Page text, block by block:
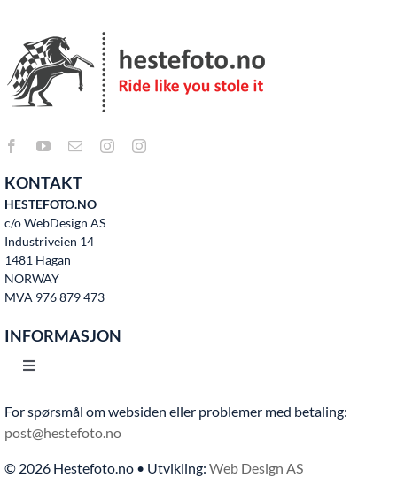
KONTAKT
HESTEFOTO.NO
c/o WebDesign AS
Industriveien 14
1481 Hagan
NORWAY
MVA 976 879 473
INFORMASJON
Toggle
Hjem
Bruksvilkår
For spørsmål om websiden eller problemer med betaling:
post@hestefoto.no
© 2026 Hestefoto.no • Utvikling: Web Design AS